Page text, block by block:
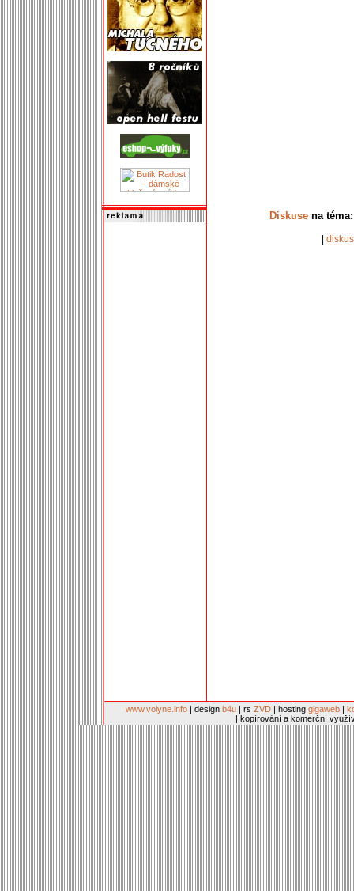
Diskusena téma:
www.volyne.info | design b4u | rs ZVD | hosting gigaweb |
| kopírování a komerční